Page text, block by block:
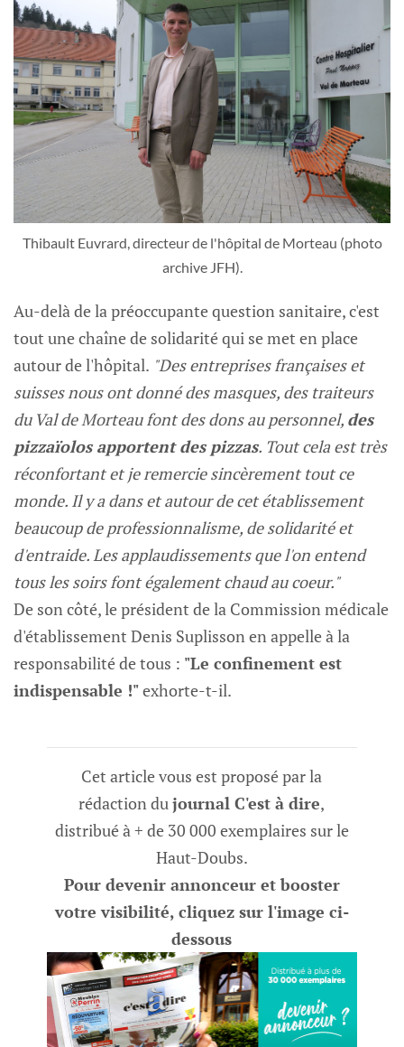
Thibault Euvrard, directeur de l'hôpital de Morteau (photo
archive JFH).
Au-delà de la préoccupante question sanitaire, c'est
tout une chaîne de solidarité qui se met en place
autour de l'hôpital. "Des entreprises françaises et
suisses nous ont donné des masques, des traiteurs
du Val de Morteau font des dons au personnel, des
pizzaïolos apportent des pizzas. Tout cela est très
réconfortant et je remercie sincèrement tout ce
monde. Il y a dans et autour de cet établissement
beaucoup de professionnalisme, de solidarité et
d'entraide. Les applaudissements que l'on entend
tous les soirs font également chaud au coeur."
De son côté, le président de la Commission médicale
d'établissement Denis Suplisson en appelle à la
responsabilité de tous : "Le confinement est
indispensable !"exhorte-t-il.
Cet article vous est proposé par la
rédaction dujournal C'est à dire,
distribué à + de 30 000 exemplaires sur le
Haut-Doubs.
Pour devenir annonceur et booster
votre visibilité, cliquez sur l'image ci-
dessous